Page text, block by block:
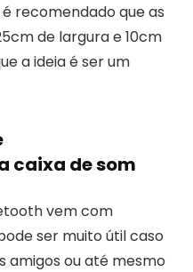
recomendado que as
de largura e 10cm
a ideia é ser um
caixa de som
vem com
ser muito útil caso
amigos ou até mesmo